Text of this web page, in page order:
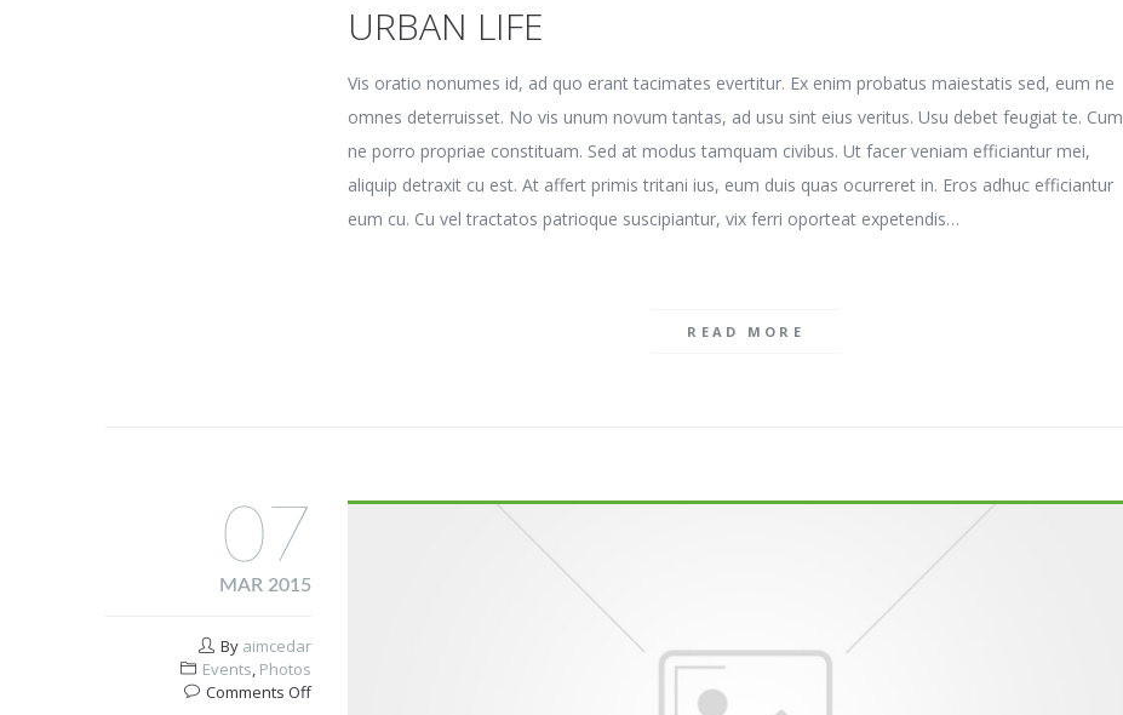
URBAN LIFE
Vis oratio nonumes id, ad quo erant tacimates evertitur. Ex enim probatus maiestatis sed, eum ne
omnes deterruisset. No vis unum novum tantas, ad usu sint eius veritus. Usu debet feugiat te. Cum
ne porro propriae constituam. Sed at modus tamquam civibus. Ut facer veniam efficiantur mei,
aliquip detraxit cu est. At affert primis tritani ius, eum duis quas ocurreret in. Eros adhuc efficiantur
eum cu. Cu vel tractatos patrioque suscipiantur, vix ferri oporteat expetendis…
READ MORE
07
MAR 2015
By aimcedar
Events, Photos
Comments Offon